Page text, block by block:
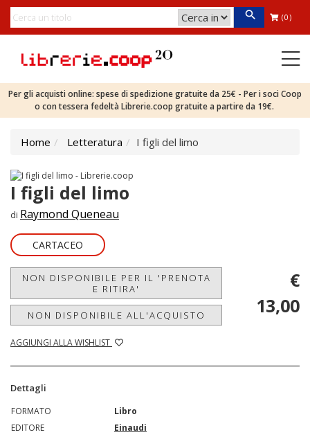
(0)
Per gli acquisti online: spese di spedizione gratuite da 25€ - Per i soci Coop
o con tessera fedeltà Librerie.coop gratuite a partire da 19€.
Home Letteratura I figli del limo
I figli del limo
di Raymond Queneau
CARTACEO
NON DISPONIBILE PER IL 'PRENOTA
E RITIRA'
NON DISPONIBILE ALL'ACQUISTO
AGGIUNGI ALLA WISHLIST
€
13,00
Dettagli
FORMATO
Libro
EDITORE
Einaudi